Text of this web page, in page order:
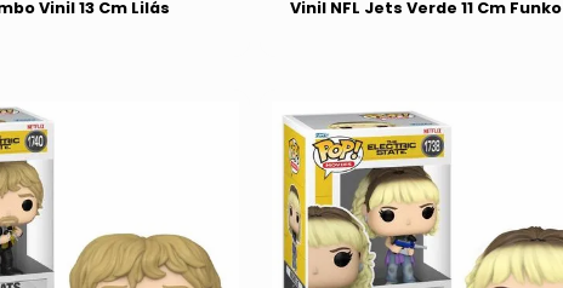
Vinil 13 Cm Lilás
Vinil NFL Jets Verde 11 Cm Funko